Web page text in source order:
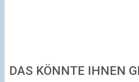
DAS KÖNNTE IHNEN